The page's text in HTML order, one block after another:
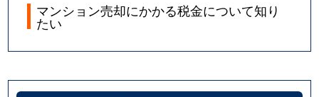
マンション売却にかかる税金について知り
たい